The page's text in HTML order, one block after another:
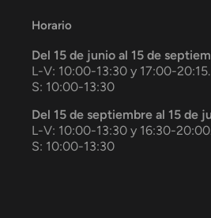
Horario
Del 15 de junio al 15 de
L-V: 10:00-13:30 y 17:00-20:15.
S: 10:00-13:30
Del 15 de septiembre al 15 de
L-V: 10:00-13:30 y 16:30-20:00.
S: 10:00-13:30